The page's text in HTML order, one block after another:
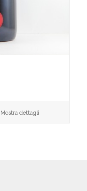
Mostra dettagli